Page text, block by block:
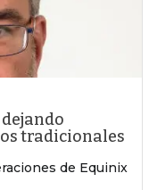
tradicionales
de Equinix